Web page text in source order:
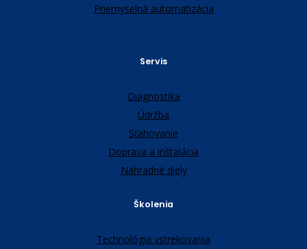
Priemyselná automatizácia
Servis
Diagnostika
Údržba
Sťahovanie
Doprava a inštalácia
Náhradné diely
Školenia
Technológia vstrekovania